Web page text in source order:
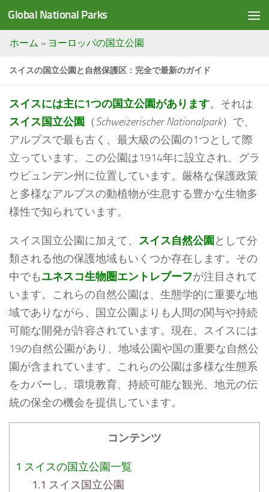
Saltar al contenido
Global National Parks
ホーム » ヨーロッパの国立公園
スイスの国立公園と自然保護区：完全で最新のガイド
スイスには主に1つの国立公園があります。それは
スイス国立公園 （Schweizerischer Nationalpark）で、
アルプスで最も古く、最大級の公園の1つとして際
立っています。この公園は1914年に設立され、グラ
ウビュンデン州に位置しています。厳格な保護政策
と多様なアルプスの動植物が生息する豊かな生物多
様性で知られています。
スイス国立公園に加えて、 スイス自然公園 として分
類される他の保護地域もいくつか存在します。その
中でもユネスコ生物圏エントレブーフが注目されて
います。これらの自然公園は、生態学的に重要な地
域でありながら、国立公園よりも人間の関与や持続
可能な開発が許容されています。現在、スイスには
19の自然公園があり、地域公園や国の重要な自然公
園が含まれています。これらの公園は多様な生態系
をカバーし、環境教育、持続可能な観光、地元の伝
統の保全の機会を提供しています。
コンテンツ
1 スイスの国立公園一覧
1.1 スイス国立公園